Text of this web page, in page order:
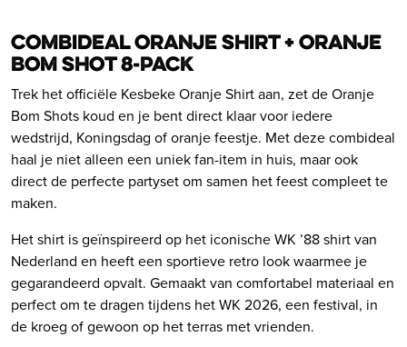
Combideal Oranje Shirt + Oranje
Bom Shot 8-Pack
Trek het officiële Kesbeke Oranje Shirt aan, zet de Oranje
Bom Shots koud en je bent direct klaar voor iedere
wedstrijd, Koningsdag of oranje feestje. Met deze combideal
haal je niet alleen een uniek fan-item in huis, maar ook
direct de perfecte partyset om samen het feest compleet te
maken.
Het shirt is geïnspireerd op het iconische WK ’88 shirt van
Nederland en heeft een sportieve retro look waarmee je
gegarandeerd opvalt. Gemaakt van comfortabel materiaal en
perfect om te dragen tijdens het WK 2026, een festival, in
de kroeg of gewoon op het terras met vrienden.